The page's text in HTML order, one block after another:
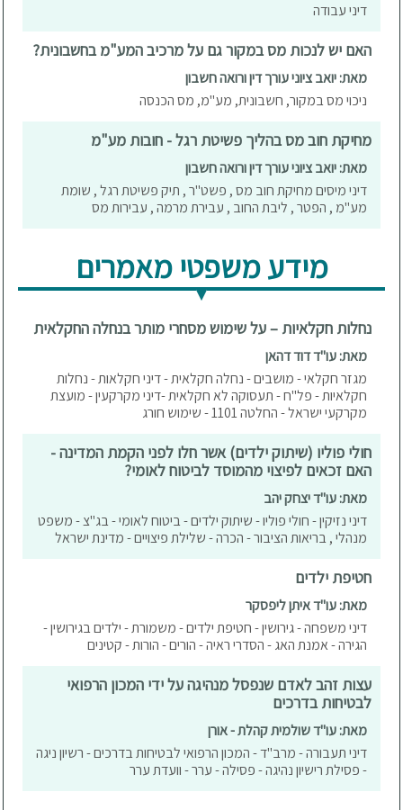
דיני עבודה
האם יש לנכות מס במקור גם על מרכיב המע"מ בחשבונית?
מאת: יואב ציוני עורך דין ורואה חשבון
ניכוי מס במקור, חשבונית, מע"מ, מס הכנסה
מחיקת חוב מס בהליך פשיטת רגל - חובות מע"מ
מאת: יואב ציוני עורך דין ורואה חשבון
דיני מיסים מחיקת חוב מס , פשט"ר , תיק פשיטת רגל , שומת
מע"מ , הפטר , ליבת החוב , עבירת מרמה , עבירות מס
מידע משפטי מאמרים
נחלות חקלאיות – על שימוש מסחרי מותר בנחלה החקלאית
מאת: עו"ד דוד דהאן
מגזר חקלאי - מושבים - נחלה חקלאית - דיני חקלאות - נחלות
חקלאיות - פל"ח - תעסוקה לא חקלאית -דיני מקרקעין - מועצת
מקרקעי ישראל - החלטה 1101 - שימוש חורג
חולי פוליו (שיתוק ילדים) אשר חלו לפני הקמת המדינה -
האם זכאים לפיצוי מהמוסד לביטוח לאומי?
מאת: עו"ד יצחק יהב
דיני נזיקין - חולי פוליו - שיתוק ילדים - ביטוח לאומי - בג"צ - משפט
מנהלי , בריאות הציבור - הכרה - שלילת פיצויים - מדינת ישראל
חטיפת ילדים
מאת: עו"ד איתן ליפסקר
דיני משפחה - גירושין - חטיפת ילדים - משמורת - ילדים בגירושין -
הגירה - אמנת האג - הסדרי ראיה - הורים - הורות - קטינים
עצות זהב לאדם שנפסל מנהיגה על ידי המכון הרפואי
לבטיחות בדרכים
מאת: עו"ד שולמית קהלת - אורן
דיני תעבורה - מרב"ד - המכון הרפואי לבטיחות בדרכים - רשיון ניגה
- פסילת רישיון נהיגה - פסילה - ערר - וועדת ערר